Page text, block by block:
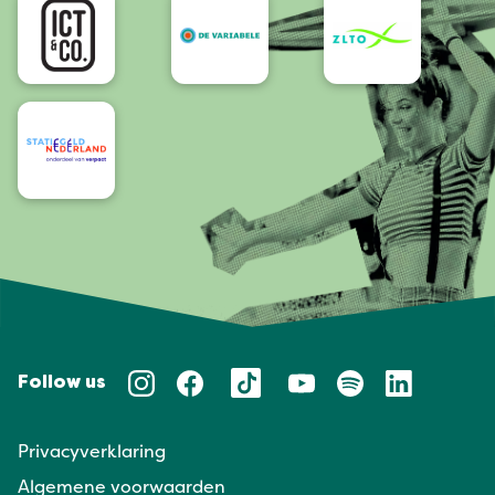
Follow us
Privacyverklaring
Algemene voorwaarden